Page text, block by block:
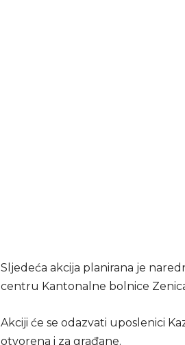
Sljedeća akcija planirana je
centru Kantonalne bolnice
Akciji će se odazvati uposlenici
otvorena i za građane.